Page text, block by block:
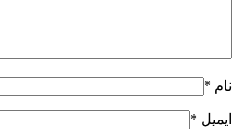
نام *
ایمیل *